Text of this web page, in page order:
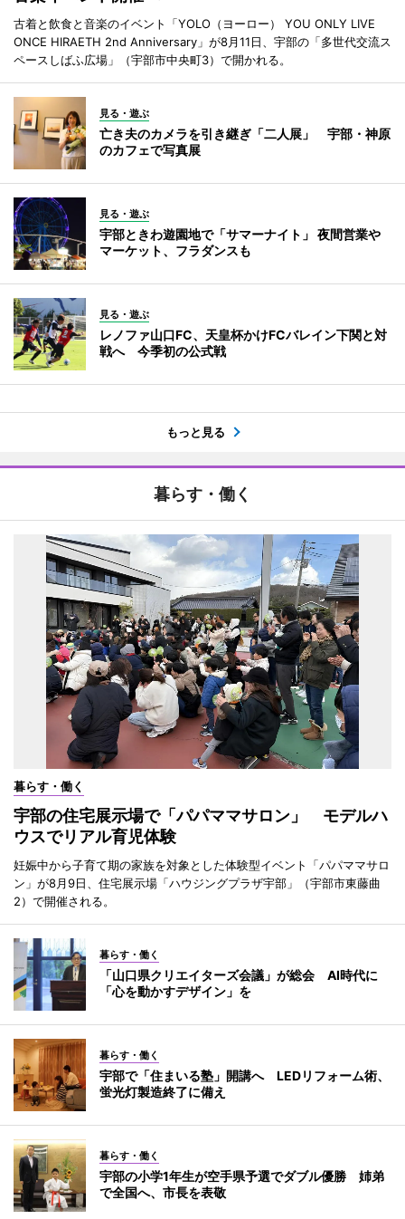
古着と飲食と音楽のイベント「YOLO（ヨーロー） YOU ONLY LIVE
ONCE HIRAETH 2nd Anniversary」が8月11日、宇部の「多世代交流ス
ペースしばふ広場」（宇部市中央町3）で開かれる。
見る・遊ぶ
亡き夫のカメラを引き継ぎ「二人展」 宇部・神原
のカフェで写真展
見る・遊ぶ
宇部ときわ遊園地で「サマーナイト」 夜間営業や
マーケット、フラダンスも
見る・遊ぶ
レノファ山口FC、天皇杯かけFCバレイン下関と対
戦へ 今季初の公式戦
もっと見る
暮らす・働く
暮らす・働く
宇部の住宅展示場で「パパママサロン」 モデルハ
ウスでリアル育児体験
妊娠中から子育て期の家族を対象とした体験型イベント「パパママサロ
ン」が8月9日、住宅展示場「ハウジングプラザ宇部」（宇部市東藤曲
2）で開催される。
暮らす・働く
「山口県クリエイターズ会議」が総会 AI時代に
「心を動かすデザイン」を
暮らす・働く
宇部で「住まいる塾」開講へ LEDリフォーム術、
蛍光灯製造終了に備え
暮らす・働く
宇部の小学1年生が空手県予選でダブル優勝 姉弟
で全国へ、市長を表敬